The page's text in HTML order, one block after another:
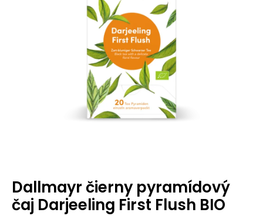
Dallmayr čierny pyramídový
čaj Darjeeling First Flush BIO